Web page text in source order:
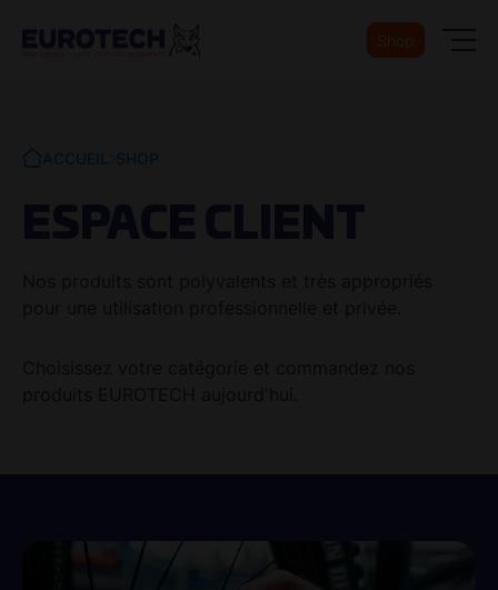
Shop
ACCUEIL SHOP